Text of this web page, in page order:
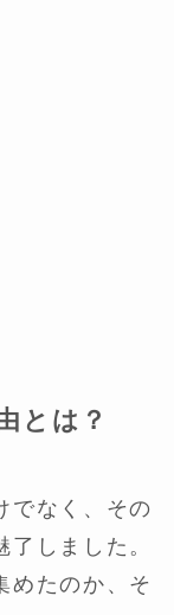
とは？
でなく、その
しました。
めたのか、そ